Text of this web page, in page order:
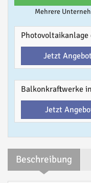
Mehrere
Jetzt
Balkonkraftwerke
Jetzt
Beschreibung